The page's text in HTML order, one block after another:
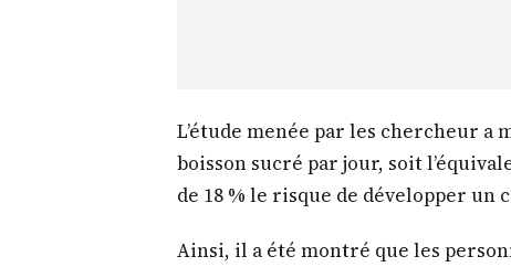
L’étude menée par les chercheur a
boisson sucré par jour, soit
de 18 % le risque de développer un
Ainsi, il a été montré que les